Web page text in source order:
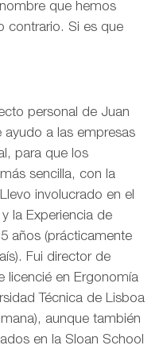
que hemos
contrario. Si es que
personal de Juan
ayudo a las empresas
para que los
sencilla, con la
involucrado en el
la Experiencia de
años (prácticamente
Fui director de
licencié en Ergonomía
Técnica de Lisboa
aunque también
en la Sloan School